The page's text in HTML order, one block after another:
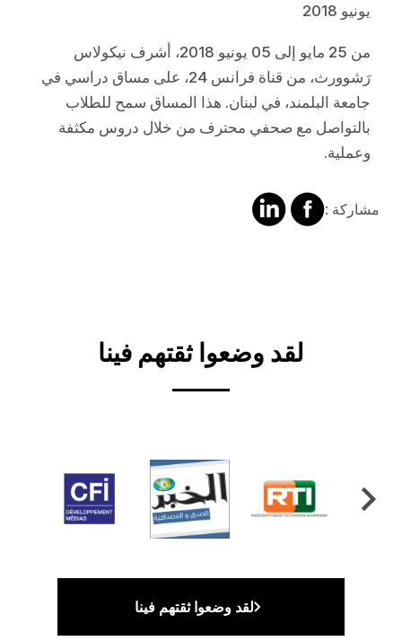
يونيو 2018
من 25 مايو إلى 05 يونيو 2018، أشرف نيكولاس
رَشوورث، من قناة فرانس 24، على مساق دراسي في
جامعة البلمند، في لبنان. هذا المساق سمح للطلاب
بالتواصل مع صحفي محترف من خلال دروس مكثفة
وعملية.
مشاركة :مشاركة
على
مشالرة
على
لقد وضعوا ثقتهم فينا
لقد وضعوا ثقتهم فينا